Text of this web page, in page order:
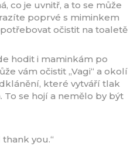
co je uvnitř, a to se může
poprvé s miminkem
očistit na toaletě
hodit i maminkám po
vám očistit „Vagi“ a okolí
které vytváří tlak
To se hojí a nemělo by být
you.“